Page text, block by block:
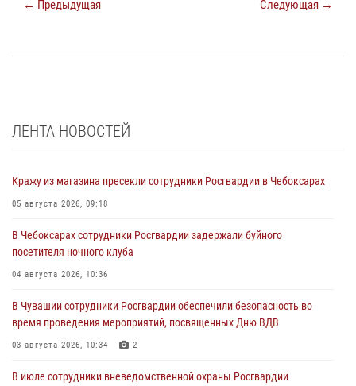
← Предыдущая Следующая →
ЛЕНТА НОВОСТЕЙ
Кражу из магазина пресекли сотрудники Росгвардии в Чебоксарах
05 августа 2026, 09:18
В Чебоксарах сотрудники Росгвардии задержали буйного
посетителя ночного клуба
04 августа 2026, 10:36
В Чувашии сотрудники Росгвардии обеспечили безопасность во
время проведения мероприятий, посвященных Дню ВДВ
03 августа 2026, 10:34 2
В июле сотрудники вневедомственной охраны Росгвардии